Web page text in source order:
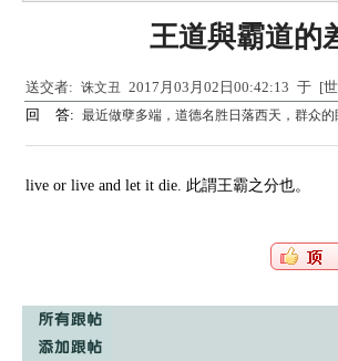
王道與霸道的
送交者: 诛文丑 2017月03月02日00:42:13 于 [
回 答: 最近做孽多端，道德名胜日落西天，群众的
live or live and let it die. 此謂王霸之分也。